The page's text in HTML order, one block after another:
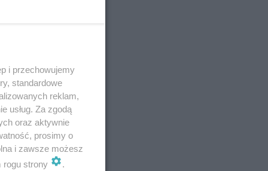
i przechowujemy
standardowe
reklam,
usług. Za zgodą
oraz aktywnie
prosimy o
i zawsze możesz
rogu strony
.